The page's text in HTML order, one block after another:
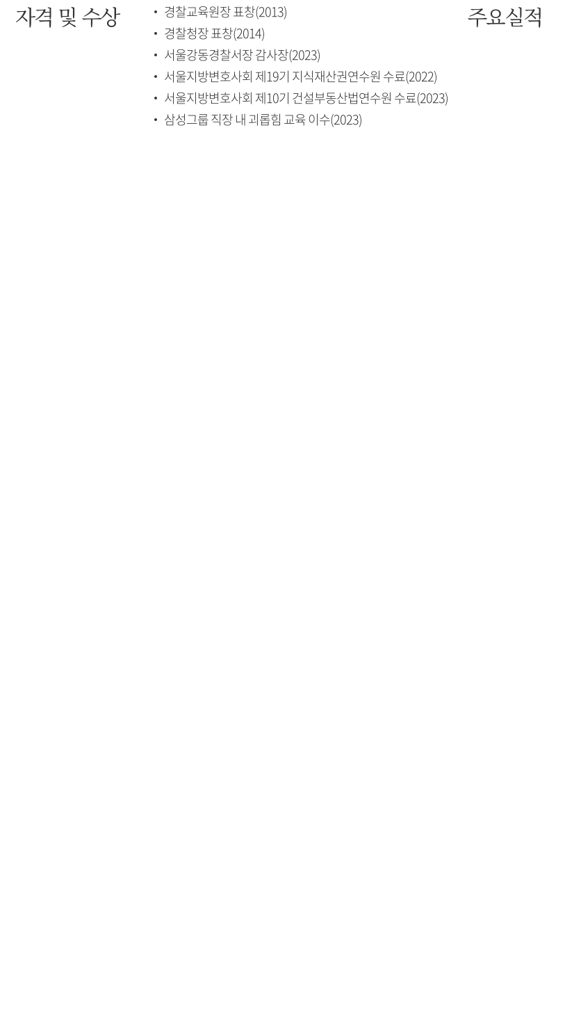
자격 및 수상
경찰교육원장 표창(2013)
경찰청장 표창(2014)
서울강동경찰서장 감사장(2023)
서울지방변호사회 제19기 지식재산권연수원 수료(2022)
서울지방변호사회 제10기 건설부동산법연수원 수료(2023)
삼성그룹 직장 내 괴롭힘 교육 이수(2023)
주요실적